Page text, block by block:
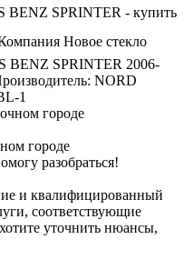
BENZ SPRINTER - купить
Новое cтекло
BENZ SPRINTER 2006-
NORD
1
городе
разобраться!
и квалифицированный
соответствующие
уточнить нюансы,